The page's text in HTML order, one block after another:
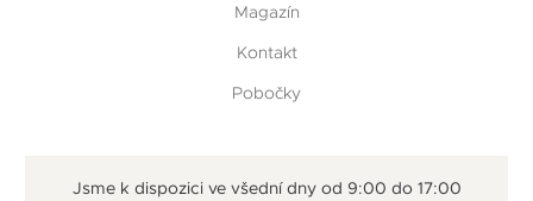
Magazín
Kontakt
Pobočky
Jsme k dispozici ve všední dny od 9:00 do 17:00